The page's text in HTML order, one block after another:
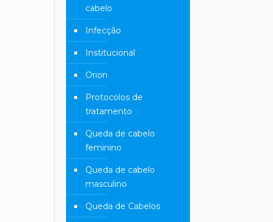
cabelo
Infecção
Institucional
Orion
Protocolos de
tratamento
Queda de cabelo
feminino
Queda de cabelo
masculino
Queda de Cabelos